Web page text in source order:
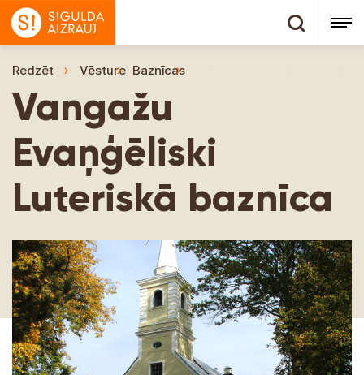
Redzēt Vēsture Baznīcas
Vangažu
Evaņģēliski
Luteriskā baznīca